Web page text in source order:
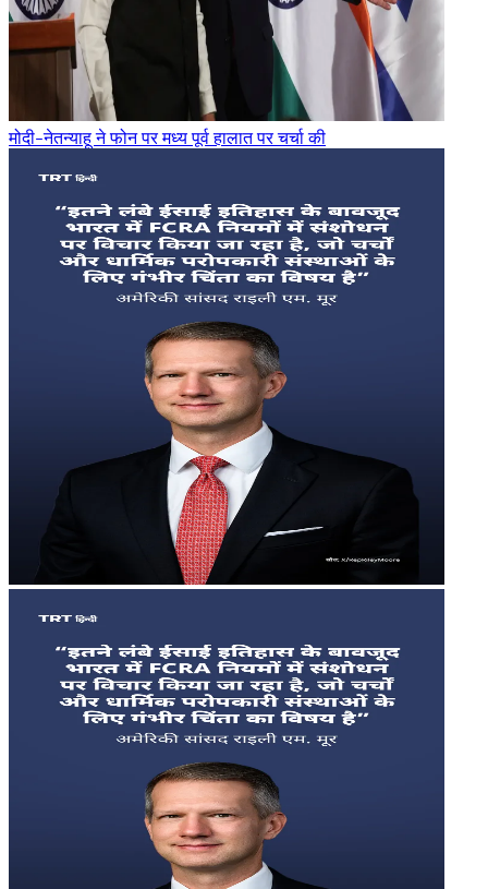
मोदी-नेतन्याहू ने फोन पर मध्य पूर्व हालात पर चर्चा की